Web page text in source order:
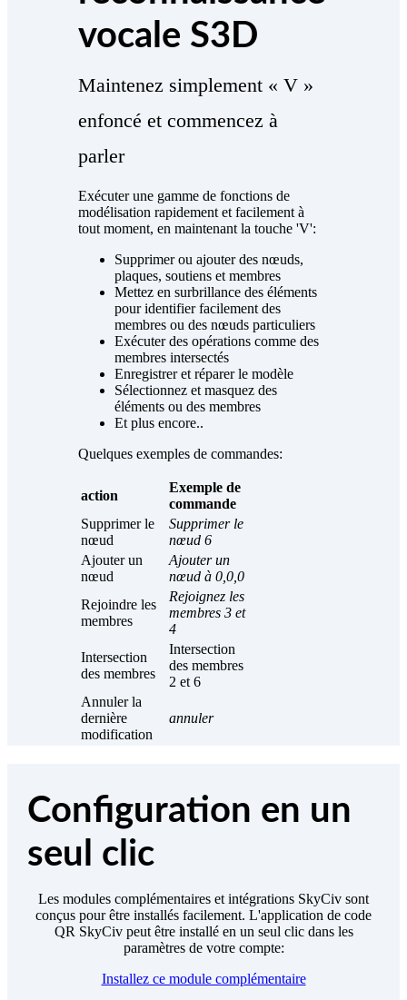
vocale S3D
Maintenez simplement « V »
enfoncé et commencez à
parler
Exécuter une gamme de fonctions de
modélisation rapidement et facilement à
tout moment, en maintenant la touche 'V':
Supprimer ou ajouter des nœuds,
plaques, soutiens et membres
Mettez en surbrillance des éléments
pour identifier facilement des
membres ou des nœuds particuliers
Exécuter des opérations comme des
membres intersectés
Enregistrer et réparer le modèle
Sélectionnez et masquez des
éléments ou des membres
Et plus encore..
Quelques exemples de commandes:
action
Exemple de
commande
Supprimer le
nœud
Supprimer le
nœud 6
Ajouter un
nœud
Ajouter un
nœud à 0,0,0
Rejoindre les
membres
Rejoignez les
membres 3 et
4
Intersection
des membres
Intersection
des membres
2 et 6
Annuler la
dernière
modification
annuler
Configuration en un
seul clic
Les modules complémentaires et intégrations SkyCiv sont
conçus pour être installés facilement. L'application de code
QR SkyCiv peut être installé en un seul clic dans les
paramètres de votre compte:
Installez ce module complémentaire